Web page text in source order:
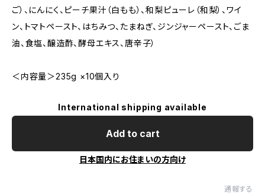
ご）、にんにく、ピーチ果汁（白もも）、和梨ピューレ（和梨）、ワイ
ン、トマトペースト、はちみつ、たまねぎ、ジンジャーペースト、ごま
油、食塩、醸造酢、酵母エキス、唐辛子）
＜内容量＞235g ×10個入り
International shipping available
Add to cart
日本国内にお住まいの方向け
通報する